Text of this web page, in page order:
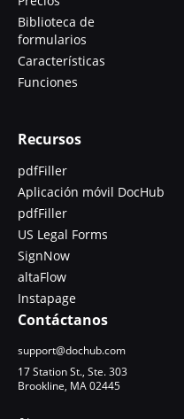
Biblioteca de
formularios
Características
Funciones
Recursos
pdfFiller
Aplicación móvil DocHub
pdfFiller
US Legal Forms
SignNow
altaFlow
Instapage
Contáctanos
support@dochub.com
17 Station St., Ste. 303
Brookline, MA 02445